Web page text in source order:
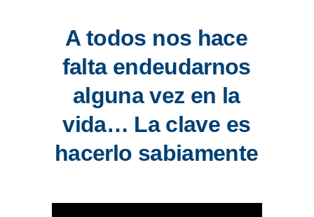
A todos nos hace
falta endeudarnos
alguna vez en la
vida… La clave es
hacerlo sabiamente